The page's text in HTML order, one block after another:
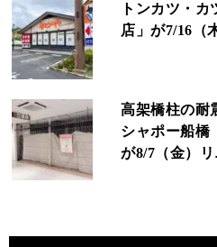
トンカツ・
店」が7/16（
高架橋柱の耐
シャポー船橋
が8/7（金）